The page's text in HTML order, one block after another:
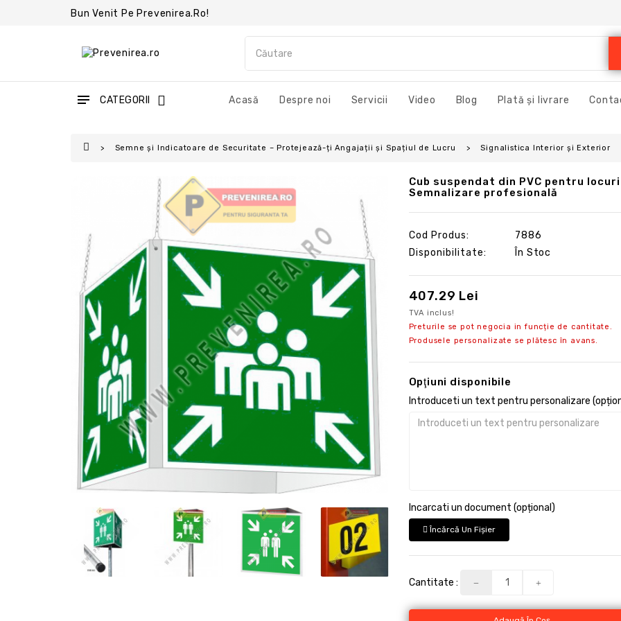
Bun Venit Pe Prevenirea.ro!
CATEGORII Acasă Despre noi Servicii Video Blog Plată și livrare
Semne și Indicatoare de Securitate – Protejează-ți Angajații și Spațiul de Lucru Signalistica Interior și Exterior
Cub suspendat din PVC pentru
Semnalizare profesională
Cod Produs:
7886
Disponibilitate:
În Stoc
407.29 Lei
TVA inclus!
Preturile se pot negocia in funcție de cantitate.
Produsele personalizate se plătesc în avans.
Opţiuni disponibile
Introduceti un text pentru personalizare
Incarcati un document (opțional)
Încărcă Un Fişier
Cantitate :